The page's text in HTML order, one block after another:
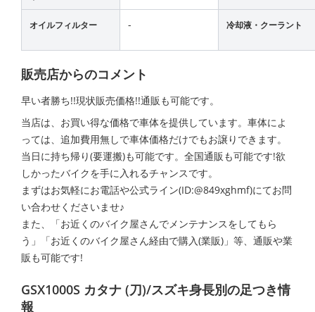
オイルフィルター - 冷却液・クーラント
販売店からのコメント
早い者勝ち!!現状販売価格!!通販も可能です。
当店は、お買い得な価格で車体を提供しています。車体によ
っては、追加費用無しで車体価格だけでもお譲りできます。
当日に持ち帰り(要運搬)も可能です。全国通販も可能です!欲
しかったバイクを手に入れるチャンスです。
まずはお気軽にお電話や公式ライン(ID:@849xghmf)にてお問
い合わせくださいませ♪
また、「お近くのバイク屋さんでメンテナンスをしてもら
う」「お近くのバイク屋さん経由で購入(業販)」等、通販や業
販も可能です!
GSX1000S カタナ (刀)/スズキ身長別の足つき情
報